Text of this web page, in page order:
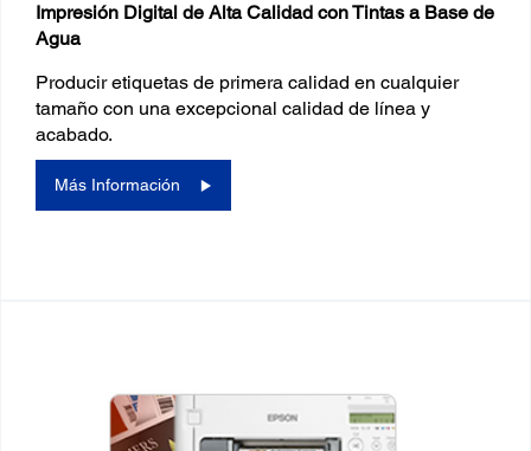
Impresión Digital de Alta Calidad con Tintas a Base de
Agua
Producir etiquetas de primera calidad en cualquier
tamaño con una excepcional calidad de línea y
acabado.
Más Información